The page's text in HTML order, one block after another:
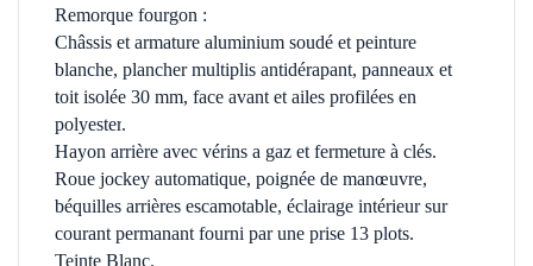
Remorque fourgon :
Châssis et armature aluminium soudé et peinture
blanche, plancher multiplis antidérapant, panneaux et
toit isolée 30 mm, face avant et ailes profilées en
polyester.
Hayon arrière avec vérins a gaz et fermeture à clés.
Roue jockey automatique, poignée de manœuvre,
béquilles arrières escamotable, éclairage intérieur sur
courant permanant fourni par une prise 13 plots.
Teinte Blanc.